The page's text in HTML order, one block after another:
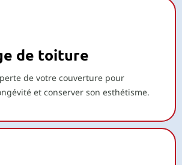
de toiture
de votre couverture pour
et conserver son esthétisme.